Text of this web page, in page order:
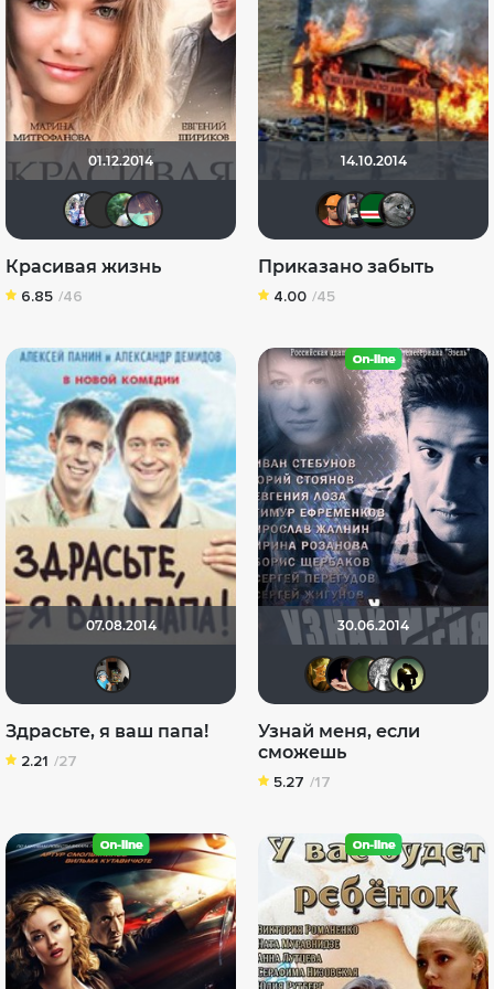
01.12.2014
❤️ Vika💙 ❤️ Alexandr Popenko
Ирина Редько
KatrinValmonT
Красивая жизнь
6.85 /46
14.10.2014
Приказано забыть
4.00 /45
07.08.2014
Здрасьте, я ваш папа!
2.21 /27
30.06.2014
Узнай меня, если
сможешь
5.27 /17